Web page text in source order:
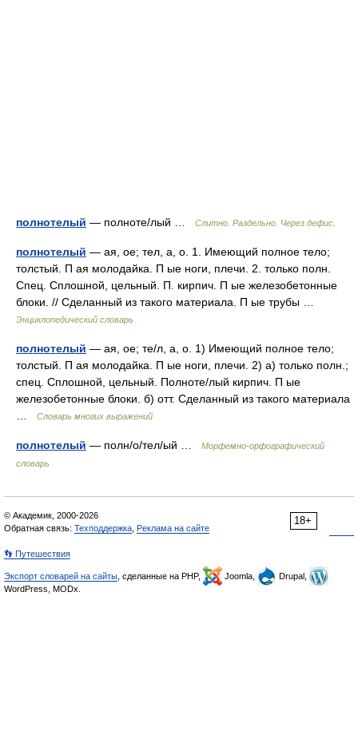
полнотелый — полноте/лый … Слитно. Раздельно. Через дефис.
полнотелый — ая, ое; тел, а, о. 1. Имеющий полное тело;
толстый. П ая молодайка. П ые ноги, плечи. 2. только полн.
Спец. Сплошной, цельный. П. кирпич. П ые железобетонные
блоки. // Сделанный из такого материала. П ые трубы …
Энциклопедический словарь
полнотелый — ая, ое; те/л, а, о. 1) Имеющий полное тело;
толстый. П ая молодайка. П ые ноги, плечи. 2) а) только полн.;
спец. Сплошной, цельный. Полноте/лый кирпич. П ые
железобетонные блоки. б) отт. Сделанный из такого материала
Словарь многих выражений
полнотелый — полн/о/тел/ый …
Морфемно-орфографический
словарь
18+
© Академик, 2000-2026
Обратная связь: Техподдержка Реклама на сайте
👣 Путешествия
Экспорт словарей на сайты , сделанные на PHP, Joomla,
Drupal,
WordPress, MODx.